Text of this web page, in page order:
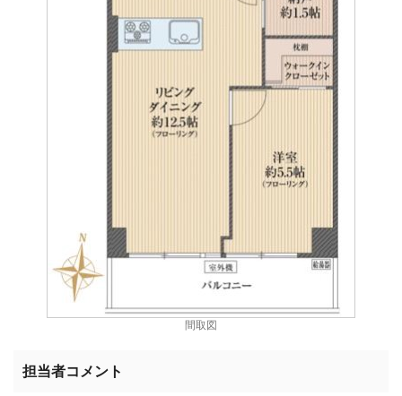
間取図
担当者コメント